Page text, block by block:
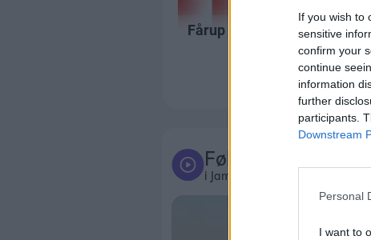
If you wish to
sensitive
confirm your
continue
information
further
participants.
Downstream
Personal
I want to
Følg med
i Jammerbugt